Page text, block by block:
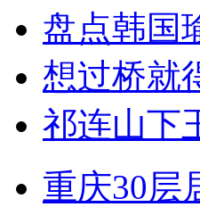
盘点韩国
想过桥就
祁连山下
重庆30